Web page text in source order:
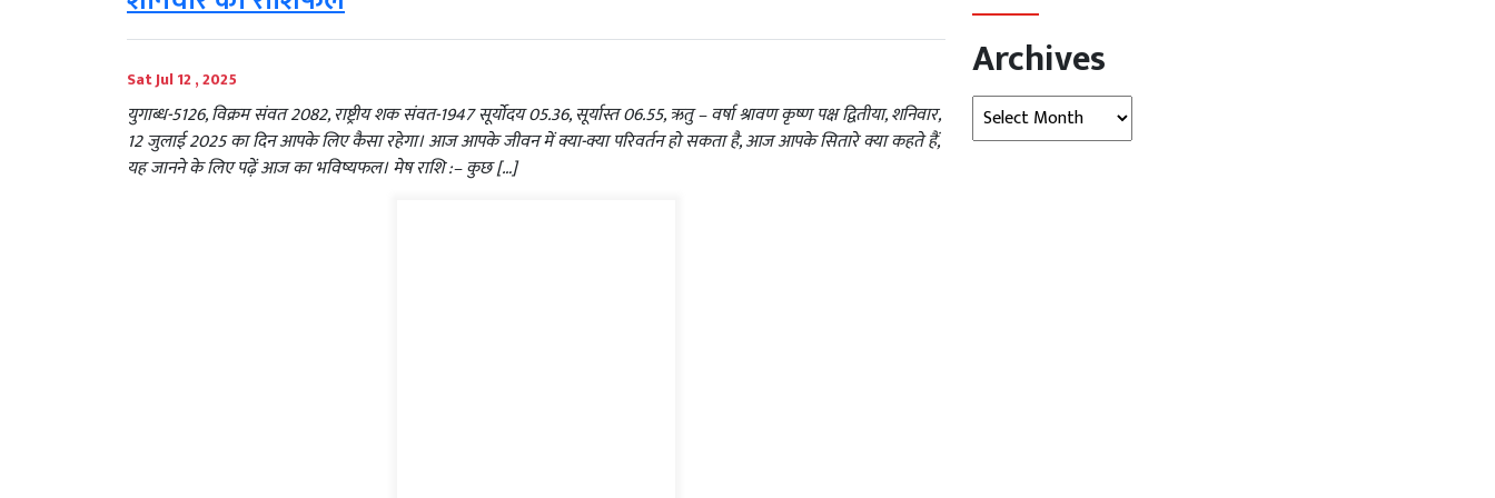
Sat Jul 12 , 2025
युगाब्ध-5126, विक्रम संवत 2082, राष्ट्रीय शक संवत-1947 सूर्योदय 05.36, सूर्यास्त 06.55, ऋतु – वर्षा श्रावण कृष्ण पक्ष द्वितीया, शनिवार,
12 जुलाई 2025 का दिन आपके लिए कैसा रहेगा। आज आपके जीवन में क्या-क्या परिवर्तन हो सकता है, आज आपके सितारे क्या कहते हैं,
यह जानने के लिए पढ़ें आज का भविष्यफल। मेष राशि :– कुछ […]
Archives
Archives